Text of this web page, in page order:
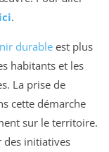
.
durable est plus
habitants et les
La prise de
cette démarche
sur le territoire.
des initiatives